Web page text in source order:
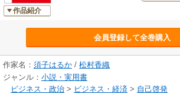
作品紹介
会員登録して全巻購入
作家名： 須子はるか / 松村香織
ジャンル： 小説・実用書
ビジネス・政治 > ビジネス・経済 > 自己啓発